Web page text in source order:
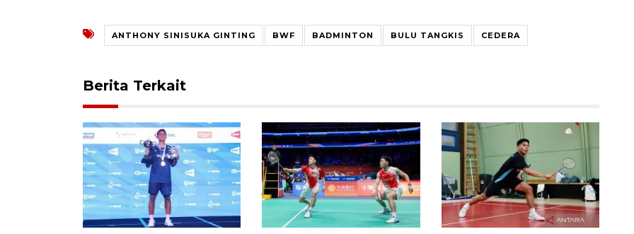
ANTHONY SINISUKA GINTING BWF BADMINTON BULU TANGKIS CEDERA
Berita Terkait